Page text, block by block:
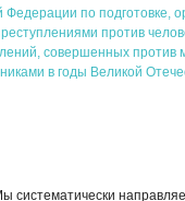
по подготовке,
против
совершенных против
в годы Великой
систематически